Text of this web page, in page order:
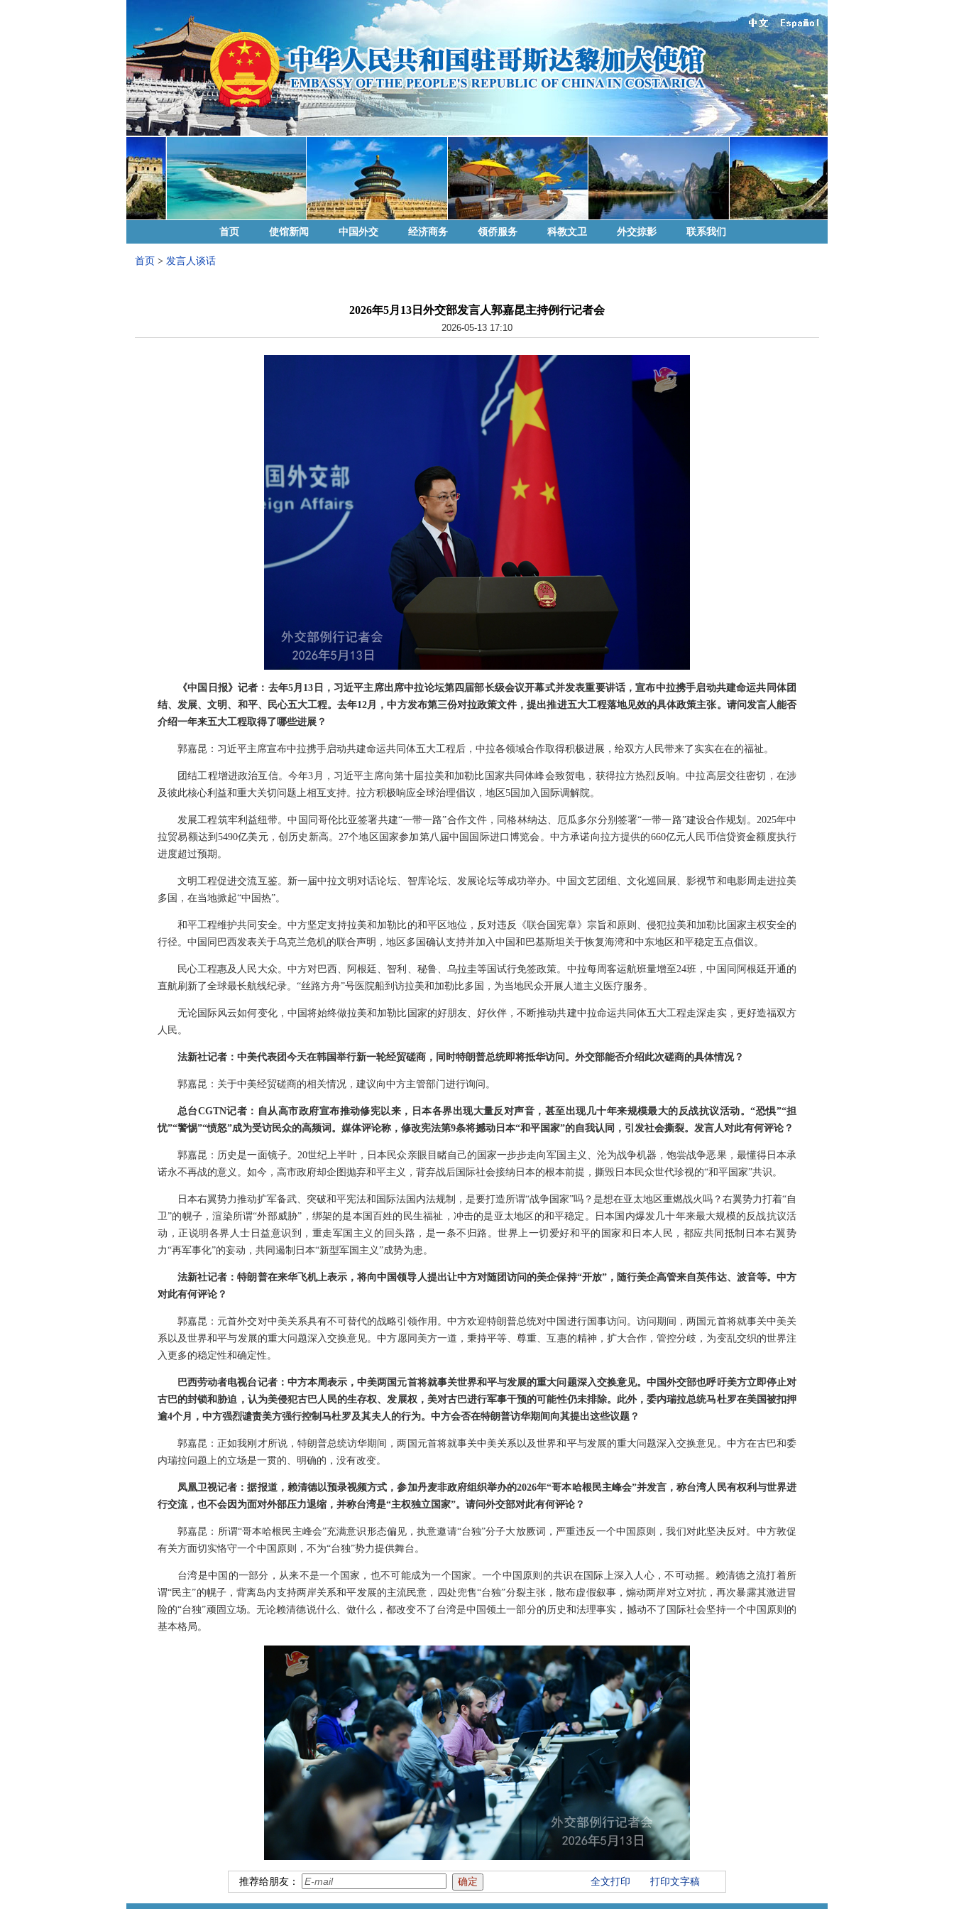
首页 使馆新闻 中国外交 经济商务 领侨服务 科教文卫 外交掠影 联系我们
首页 > 发言人谈话
2026年5月13日外交部发言人郭嘉昆主持例行记者会
2026-05-13 17:10
《中国日报》记者：去年5月13日，习近平主席出席中拉论坛第四届部长级会议开幕式并发表重要讲话，宣布中拉携手启动共建命运共同体团
结、发展、文明、和平、民心五大工程。去年12月，中方发布第三份对拉政策文件，提出推进五大工程落地见效的具体政策主张。请问发言人能否
介绍一年来五大工程取得了哪些进展？
郭嘉昆：习近平主席宣布中拉携手启动共建命运共同体五大工程后，中拉各领域合作取得积极进展，给双方人民带来了实实在在的福祉。
团结工程增进政治互信。今年3月，习近平主席向第十届拉美和加勒比国家共同体峰会致贺电，获得拉方热烈反响。中拉高层交往密切，在涉
及彼此核心利益和重大关切问题上相互支持。拉方积极响应全球治理倡议，地区5国加入国际调解院。
发展工程筑牢利益纽带。中国同哥伦比亚签署共建“一带一路”合作文件，同格林纳达、厄瓜多尔分别签署“一带一路”建设合作规划。2025年中
拉贸易额达到5490亿美元，创历史新高。27个地区国家参加第八届中国国际进口博览会。中方承诺向拉方提供的660亿元人民币信贷资金额度执行
进度超过预期。
文明工程促进交流互鉴。新一届中拉文明对话论坛、智库论坛、发展论坛等成功举办。中国文艺团组、文化巡回展、影视节和电影周走进拉美
多国，在当地掀起“中国热”。
和平工程维护共同安全。中方坚定支持拉美和加勒比的和平区地位，反对违反《联合国宪章》宗旨和原则、侵犯拉美和加勒比国家主权安全的
行径。中国同巴西发表关于乌克兰危机的联合声明，地区多国确认支持并加入中国和巴基斯坦关于恢复海湾和中东地区和平稳定五点倡议。
民心工程惠及人民大众。中方对巴西、阿根廷、智利、秘鲁、乌拉圭等国试行免签政策。中拉每周客运航班量增至24班，中国同阿根廷开通的
直航刷新了全球最长航线纪录。“丝路方舟”号医院船到访拉美和加勒比多国，为当地民众开展人道主义医疗服务。
无论国际风云如何变化，中国将始终做拉美和加勒比国家的好朋友、好伙伴，不断推动共建中拉命运共同体五大工程走深走实，更好造福双方
人民。
法新社记者：中美代表团今天在韩国举行新一轮经贸磋商，同时特朗普总统即将抵华访问。外交部能否介绍此次磋商的具体情况？
郭嘉昆：关于中美经贸磋商的相关情况，建议向中方主管部门进行询问。
总台CGTN记者：自从高市政府宣布推动修宪以来，日本各界出现大量反对声音，甚至出现几十年来规模最大的反战抗议活动。“恐惧”“担
忧”“警惕”“愤怒”成为受访民众的高频词。媒体评论称，修改宪法第9条将撼动日本“和平国家”的自我认同，引发社会撕裂。发言人对此有何评论？
郭嘉昆：历史是一面镜子。20世纪上半叶，日本民众亲眼目睹自己的国家一步步走向军国主义、沦为战争机器，饱尝战争恶果，最懂得日本承
诺永不再战的意义。如今，高市政府却企图抛弃和平主义，背弃战后国际社会接纳日本的根本前提，撕毁日本民众世代珍视的“和平国家”共识。
日本右翼势力推动扩军备武、突破和平宪法和国际法国内法规制，是要打造所谓“战争国家”吗？是想在亚太地区重燃战火吗？右翼势力打着“自
卫”的幌子，渲染所谓“外部威胁”，绑架的是本国百姓的民生福祉，冲击的是亚太地区的和平稳定。日本国内爆发几十年来最大规模的反战抗议活
动，正说明各界人士日益意识到，重走军国主义的回头路，是一条不归路。世界上一切爱好和平的国家和日本人民，都应共同抵制日本右翼势
力“再军事化”的妄动，共同遏制日本“新型军国主义”成势为患。
法新社记者：特朗普在来华飞机上表示，将向中国领导人提出让中方对随团访问的美企保持“开放”，随行美企高管来自英伟达、波音等。中方
对此有何评论？
郭嘉昆：元首外交对中美关系具有不可替代的战略引领作用。中方欢迎特朗普总统对中国进行国事访问。访问期间，两国元首将就事关中美关
系以及世界和平与发展的重大问题深入交换意见。中方愿同美方一道，秉持平等、尊重、互惠的精神，扩大合作，管控分歧，为变乱交织的世界注
入更多的稳定性和确定性。
巴西劳动者电视台记者：中方本周表示，中美两国元首将就事关世界和平与发展的重大问题深入交换意见。中国外交部也呼吁美方立即停止对
古巴的封锁和胁迫，认为美侵犯古巴人民的生存权、发展权，美对古巴进行军事干预的可能性仍未排除。此外，委内瑞拉总统马杜罗在美国被扣押
逾4个月，中方强烈谴责美方强行控制马杜罗及其夫人的行为。中方会否在特朗普访华期间向其提出这些议题？
郭嘉昆：正如我刚才所说，特朗普总统访华期间，两国元首将就事关中美关系以及世界和平与发展的重大问题深入交换意见。中方在古巴和委
内瑞拉问题上的立场是一贯的、明确的，没有改变。
凤凰卫视记者：据报道，赖清德以预录视频方式，参加丹麦非政府组织举办的2026年“哥本哈根民主峰会”并发言，称台湾人民有权利与世界进
行交流，也不会因为面对外部压力退缩，并称台湾是“主权独立国家”。请问外交部对此有何评论？
郭嘉昆：所谓“哥本哈根民主峰会”充满意识形态偏见，执意邀请“台独”分子大放厥词，严重违反一个中国原则，我们对此坚决反对。中方敦促
有关方面切实恪守一个中国原则，不为“台独”势力提供舞台。
台湾是中国的一部分，从来不是一个国家，也不可能成为一个国家。一个中国原则的共识在国际上深入人心，不可动摇。赖清德之流打着所
谓“民主”的幌子，背离岛内支持两岸关系和平发展的主流民意，四处兜售“台独”分裂主张，散布虚假叙事，煽动两岸对立对抗，再次暴露其激进冒
险的“台独”顽固立场。无论赖清德说什么、做什么，都改变不了台湾是中国领土一部分的历史和法理事实，撼动不了国际社会坚持一个中国原则的
基本格局。
推荐给朋友： 全文打印 打印文字稿